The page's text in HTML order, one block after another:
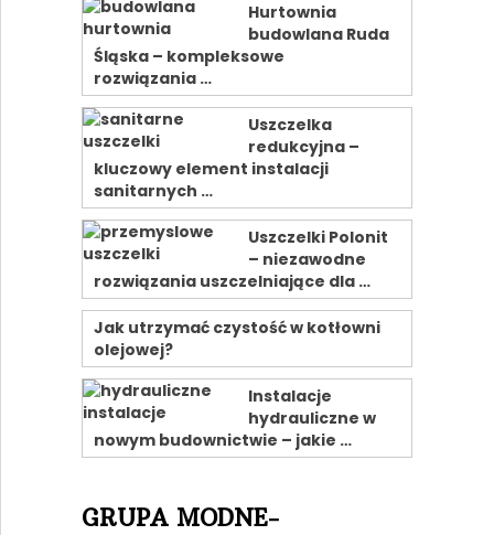
Hurtownia
budowlana Ruda
Śląska – kompleksowe
rozwiązania …
Uszczelka
redukcyjna –
kluczowy element instalacji
sanitarnych …
Uszczelki Polonit
– niezawodne
rozwiązania uszczelniające dla …
Jak utrzymać czystość w kotłowni
olejowej?
Instalacje
hydrauliczne w
nowym budownictwie – jakie …
GRUPA MODNE-